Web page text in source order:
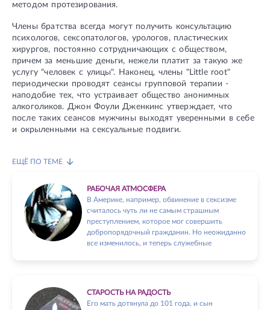
методом протезирования.
Члены братства всегда могут получить консультацию
психологов, сексопатологов, урологов, пластических
хирургов, постоянно сотрудничающих с обществом,
причем за меньшие деньги, нежели платит за такую же
услугу "человек с улицы". Наконец, члены "Little root"
периодически проводят сеансы групповой терапии -
наподобие тех, что устраивает общество анонимных
алкоголиков. Джон Фоули Дженкинс утверждает, что
после таких сеансов мужчины выходят уверенными в себе
и окрыленными на сексуальные подвиги.
ЕЩЁ ПО ТЕМЕ
РАБОЧАЯ АТМОСФЕРА
В Америке, например, обвинение в сексизме
считалось чуть ли не самым страшным
преступлением, которое мог совершить
добропорядочный гражданин. Но неожиданно
все изменилось, и теперь служебные
СТАРОСТЬ НА РАДОСТЬ
Его мать дотянула до 101 года, и сын